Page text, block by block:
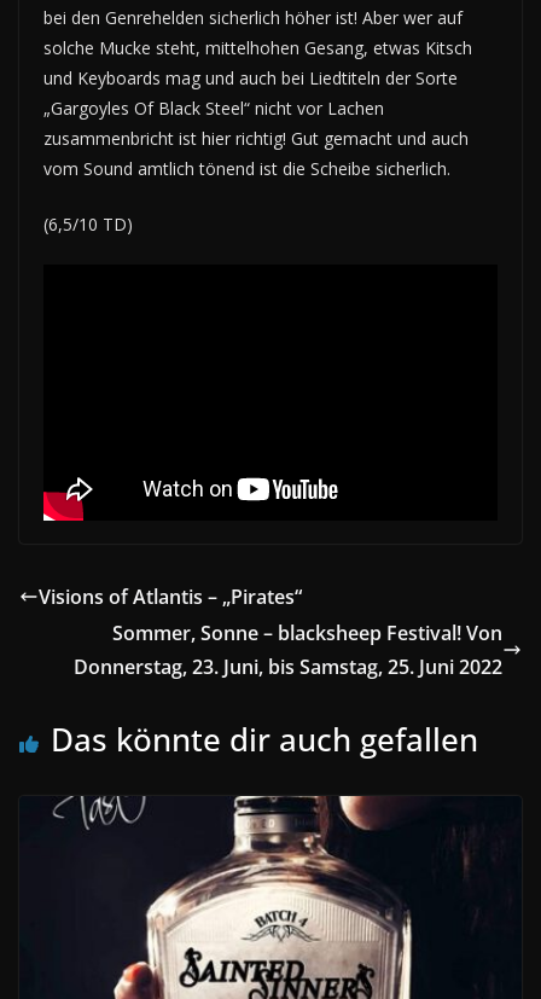
bei den Genrehelden sicherlich höher ist! Aber wer auf
solche Mucke steht, mittelhohen Gesang, etwas Kitsch
und Keyboards mag und auch bei Liedtiteln der Sorte
„Gargoyles Of Black Steel“ nicht vor Lachen
zusammenbricht ist hier richtig! Gut gemacht und auch
vom Sound amtlich tönend ist die Scheibe sicherlich.
(6,5/10 TD)
Visions of Atlantis – „Pirates“
Sommer, Sonne – blacksheep Festival! Von
Donnerstag, 23. Juni, bis Samstag, 25. Juni 2022
Das könnte dir auch gefallen